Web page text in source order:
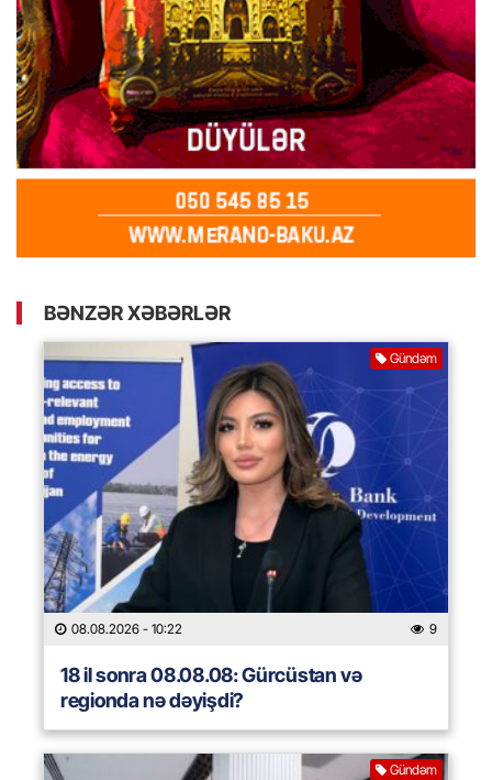
BƏNZƏR XƏBƏRLƏR
Gündəm
08.08.2026 - 10:22 9
18 il sonra 08.08.08: Gürcüstan və
regionda nə dəyişdi?
Gündəm